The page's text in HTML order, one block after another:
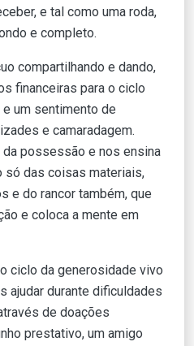
e tal como uma roda,
e completo.
compartilhando e dando,
financeiras para o ciclo
um sentimento de
e camaradagem.
possessão e nos ensina
só das coisas materiais,
e do rancor também, que
e coloca a mente em
ciclo da generosidade vivo
ajudar durante dificuldades
de doações
prestativo, um amigo